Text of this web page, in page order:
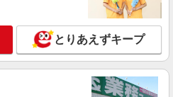
交通費別途支給（規定あり） ゜
゜+゜・。○。・゜+゜ 入社祝い金10
インセンテ
可能（規程
○。・゜+゜・。○。・゜+゜
の家電量販店 ※週単位で勤務地が変
詳細を見る
とりあえずキープ